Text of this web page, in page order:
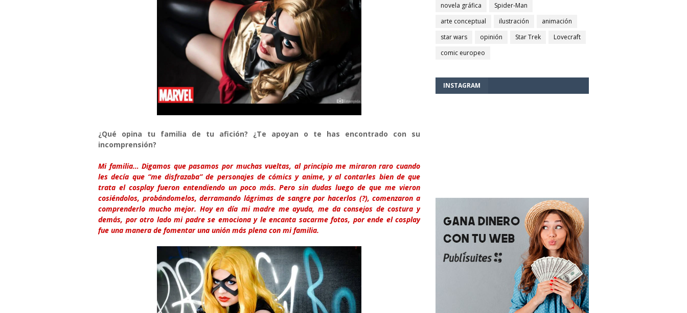
¿Qué opina tu familia de tu afición? ¿Te apoyan o te has encontrado con su
incomprensión?
Mi familia… Digamos que pasamos por muchas vueltas, al principio me miraron raro cuando
les decía que “me disfrazaba” de personajes de cómics y anime, y al contarles bien de que
trata el cosplay fueron entendiendo un poco más. Pero sin dudas luego de que me vieron
cosiéndolos, probándomelos, derramando lágrimas de sangre por hacerlos (?), comenzaron a
comprenderlo mucho mejor. Hoy en día mi madre me ayuda, me da consejos de costura y
demás, por otro lado mi padre se emociona y le encanta sacarme fotos, por ende el cosplay
fue una manera de fomentar una unión más plena con mi familia.
novela gráfica
Spider-Man
arte conceptual
ilustración
animación
star wars
opinión Star Trek
Lovecraft
comic europeo
INSTAGRAM